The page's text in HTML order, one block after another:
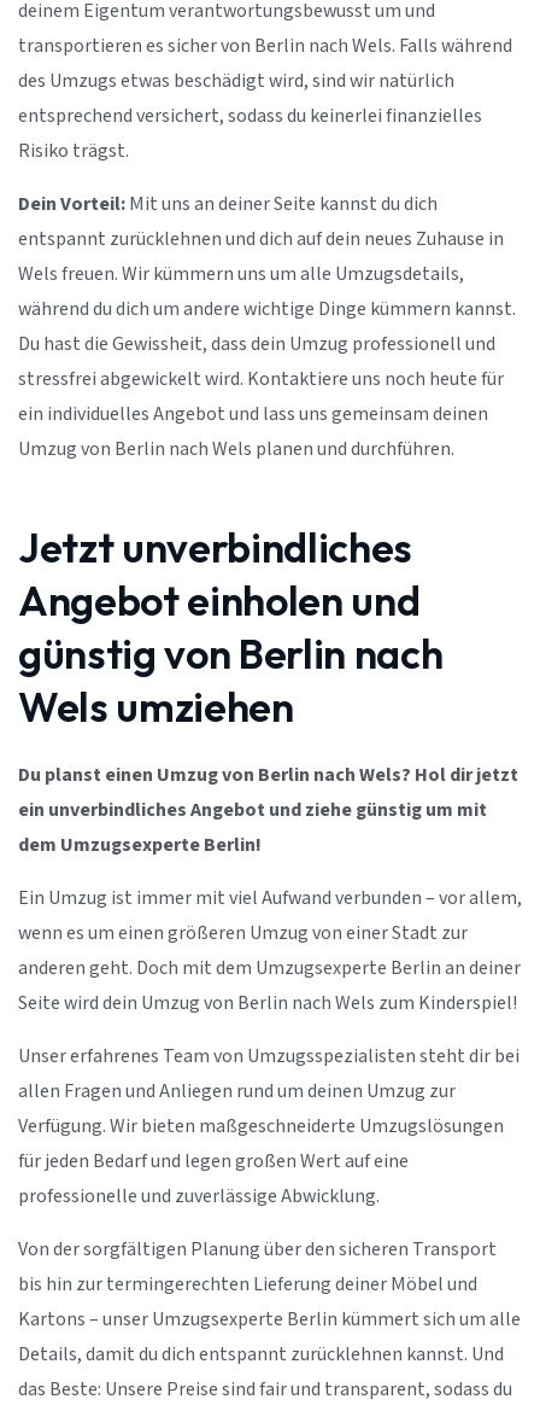
deinem Eigentum verantwortungsbewusst um und
transportieren es sicher von Berlin nach Wels. Falls während
des Umzugs etwas beschädigt wird, sind wir natürlich
entsprechend versichert, sodass du keinerlei finanzielles
Risiko trägst.
Dein Vorteil:Mit uns an deiner Seite kannst du dich
entspannt zurücklehnen und dich auf dein neues Zuhause in
Wels freuen. Wir kümmern uns um alle Umzugsdetails,
während du dich um andere wichtige Dinge kümmern kannst.
Du hast die Gewissheit, dass dein Umzug professionell und
stressfrei abgewickelt wird. Kontaktiere uns noch heute für
ein individuelles Angebot und lass uns gemeinsam deinen
Umzug von Berlin nach Wels planen und durchführen.
Jetzt unverbindliches
Angebot einholen und
günstig von Berlin nach
Wels umziehen
Du planst einen Umzug von Berlin nach Wels? Hol dir jetzt
ein unverbindliches Angebot und ziehe günstig um mit
dem Umzugsexperte Berlin!
Ein Umzug ist immer mit viel Aufwand verbunden – vor allem,
wenn es um einen größeren Umzug von einer Stadt zur
anderen geht. Doch mit dem Umzugsexperte Berlin an deiner
Seite wird dein Umzug von Berlin nach Wels zum Kinderspiel!
Unser erfahrenes Team von Umzugsspezialisten steht dir bei
allen Fragen und Anliegen rund um deinen Umzug zur
Verfügung. Wir bieten maßgeschneiderte Umzugslösungen
für jeden Bedarf und legen großen Wert auf eine
professionelle und zuverlässige Abwicklung.
Von der sorgfältigen Planung über den sicheren Transport
bis hin zur termingerechten Lieferung deiner Möbel und
Kartons – unser Umzugsexperte Berlin kümmert sich um alle
Details, damit du dich entspannt zurücklehnen kannst. Und
das Beste: Unsere Preise sind fair und transparent, sodass du